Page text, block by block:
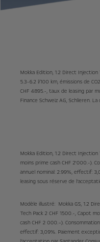
Mokka Edition, 1.2 Direct
5.3-6.2 l/100 km, émissions de
CHF 4895.-, taux de leasing par
Finance Schweiz AG, Schlieren.
Mokka Edition, 1.2 Direct
moins prime cash CHF 2'000.-).
annuel nominal: 2.99%, effectif:
leasing sous réserve de
Modèle illustré: Mokka GS, 1.2
Tech Pack 2 CHF 1500.-, Capot
cash CHF 2 000.–).
effectif: 3,09%. Paiement